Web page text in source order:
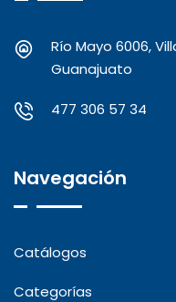
Río Mayo 6006,
Guanajuato
477 306 57 34
Navegación
Catálogos
Categorías